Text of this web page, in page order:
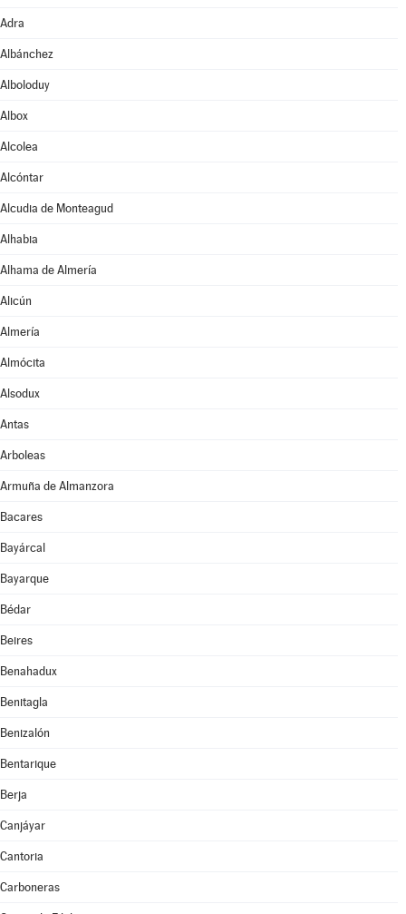
Adra
Albánchez
Alboloduy
Albox
Alcolea
Alcóntar
Alcudia de Monteagud
Alhabia
Alhama de Almería
Alicún
Almería
Almócita
Alsodux
Antas
Arboleas
Armuña de Almanzora
Bacares
Bayárcal
Bayarque
Bédar
Beires
Benahadux
Benitagla
Benizalón
Bentarique
Berja
Canjáyar
Cantoria
Carboneras